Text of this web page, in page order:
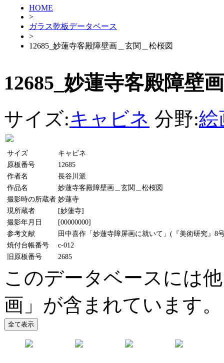
HOME
>
ガラス乾板データベース
>
12685_妙蓮寺客殿障壁画＿玄関＿松桜図
12685_妙蓮寺客殿障壁
サイズ:キャビネ 分野:絵
サイズ
キャビネ
原板番号
12685
作者名
長谷川派
作品名
妙蓮寺客殿障壁画＿玄関＿松桜図
撮影時の所蔵者 妙蓮寺
現所蔵者
[妙蓮寺]
撮影年月日
[00000000]
参考文献
田中喜作「妙蓮寺障屏画に就いて」(『美術研究』8
焼付台帳番号
c-012
旧原板番号
2685
このデータベースには
画」が含まれています。